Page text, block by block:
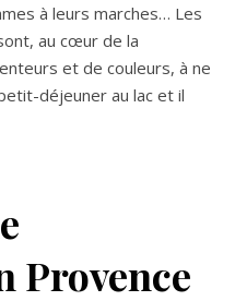
à leurs marches… Les
au cœur de la
et de couleurs, à ne
déjeuner au lac et il
Provence